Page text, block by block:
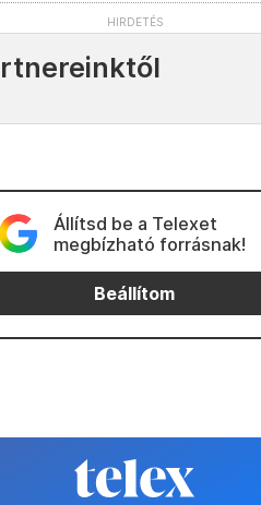
Állítsd be a Telexet
megbízható forrásnak!
Beállítom